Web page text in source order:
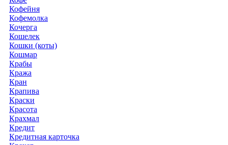
Кофейня
Кофемолка
Кочерга
Кошелек
Кошки (коты)
Кошмар
Крабы
Кража
Кран
Крапива
Краски
Красота
Крахмал
Кредит
Кредитная карточка